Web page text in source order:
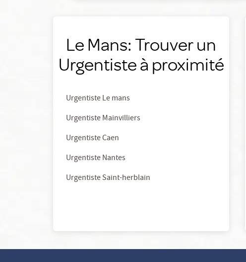
Le Mans: Trouver un
Urgentiste à proximité
Urgentiste Le mans
Urgentiste Mainvilliers
Urgentiste Caen
Urgentiste Nantes
Urgentiste Saint-herblain